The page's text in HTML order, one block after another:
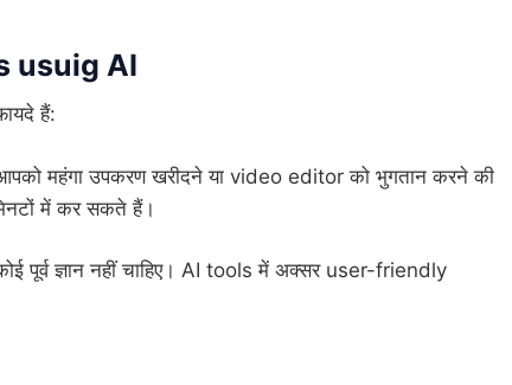
usuig AI
हैं:
महंगा उपकरण खरीदने या video editor को भुगतान करने की
में कर सकते हैं।
ज्ञान नहीं चाहिए। AI tools में अक्सर user-friendly